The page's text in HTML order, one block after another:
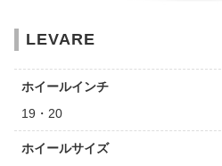
LEVARE
ホイールインチ
19・20
ホイールサイズ